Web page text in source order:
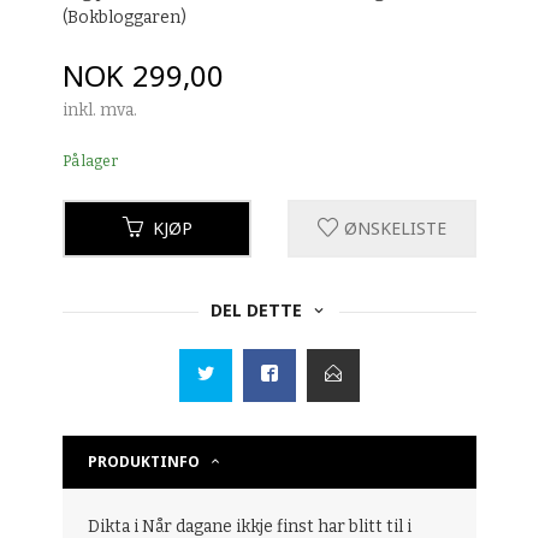
(Bokbloggaren)
Pris
NOK 299,00
inkl. mva.
På lager
KJØP ØNSKELISTE
DEL DETTE
PRODUKTINFO
Dikta i Når dagane ikkje finst har blitt til i